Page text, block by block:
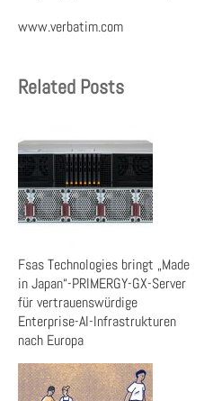
www.verbatim.com
Related Posts
Fsas Technologies bringt „Made
in Japan“-PRIMERGY-GX-Server
für vertrauenswürdige
Enterprise-AI-Infrastrukturen
nach Europa